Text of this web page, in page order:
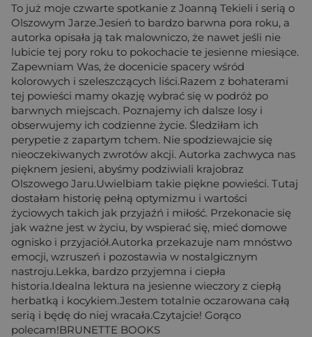
To już moje czwarte spotkanie z Joanną Tekieli i serią o
Olszowym Jarze.Jesień to bardzo barwna pora roku, a
autorka opisała ją tak malowniczo, że nawet jeśli nie
lubicie tej pory roku to pokochacie te jesienne miesiące.
Zapewniam Was, że docenicie spacery wśród
kolorowych i szeleszczących liści.Razem z bohaterami
tej powieści mamy okazję wybrać się w podróż po
barwnych miejscach. Poznajemy ich dalsze losy i
obserwujemy ich codzienne życie. Śledziłam ich
perypetie z zapartym tchem. Nie spodziewajcie się
nieoczekiwanych zwrotów akcji. Autorka zachwyca nas
pięknem jesieni, abyśmy podziwiali krajobraz
Olszowego Jaru.Uwielbiam takie piękne powieści. Tutaj
dostałam historię pełną optymizmu i wartości
życiowych takich jak przyjaźń i miłość. Przekonacie się
jak ważne jest w życiu, by wspierać się, mieć domowe
ognisko i przyjaciół.Autorka przekazuje nam mnóstwo
emocji, wzruszeń i pozostawia w nostalgicznym
nastroju.Lekka, bardzo przyjemna i ciepła
historia.Idealna lektura na jesienne wieczory z ciepłą
herbatką i kocykiem.Jestem totalnie oczarowana całą
serią i będę do niej wracała.Czytajcie! Gorąco
polecam!BRUNETTE BOOKS